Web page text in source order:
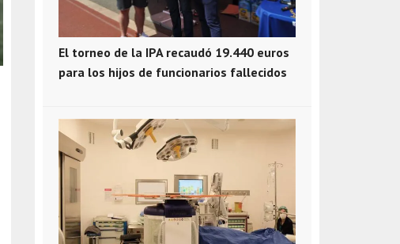
El torneo de la IPA recaudó 19.440 euros
para los hijos de funcionarios fallecidos